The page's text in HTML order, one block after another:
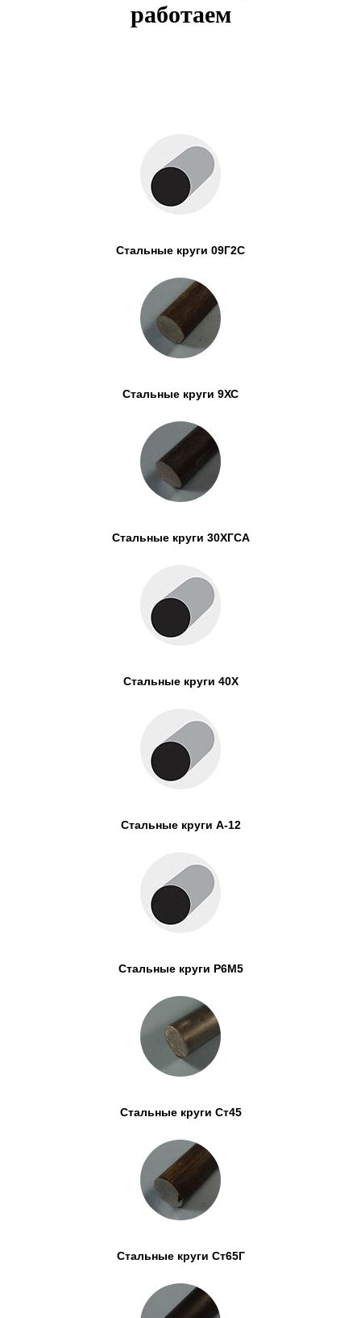
работаем
Стальные круги 09Г2С
Стальные круги 9ХС
Стальные круги 30ХГСА
Стальные круги 40Х
Стальные круги А-12
Стальные круги Р6М5
Стальные круги Ст45
Стальные круги Ст65Г